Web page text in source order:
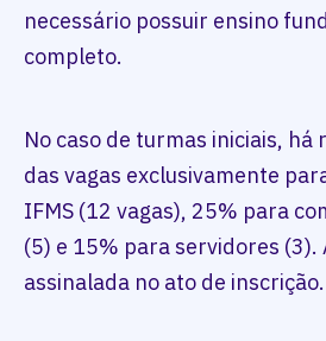
necessário possuir ensino
completo.
No caso de turmas iniciais, há
das vagas exclusivamente
IFMS (12 vagas), 25% para
(5) e 15% para servidores (3).
assinalada no ato de inscrição.